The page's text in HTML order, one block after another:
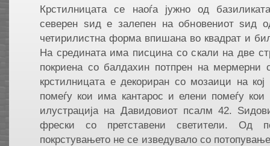
Крстилницата се наоѓа јужно од
северeн ѕид е залепeн на обновениот ѕид
четирилистна форма впишана во квадрат и
На средината има писцина со скали на две
покриена со балдахин потпрен на
крстилницата е декориран со мозаици на кој
помеѓу кои има кантарос и елени помеѓу
илустрација на Давидовиот псалм 42.
фрески со претставени светители. Од
покрстувањето не се изведувало со